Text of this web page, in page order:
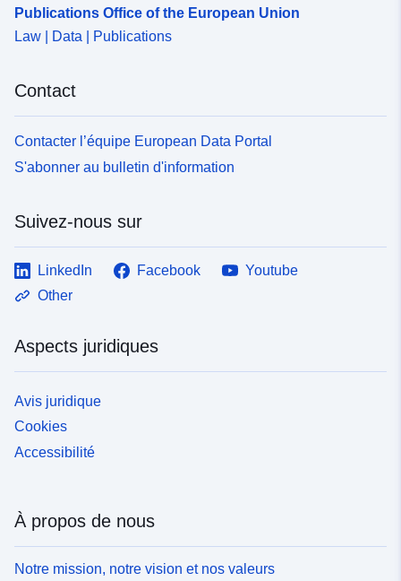
Publications Office of the European Union
Law | Data | Publications
Contact
Contacter l’équipe European Data Portal
S'abonner au bulletin d'information
Suivez-nous sur
LinkedIn Facebook
Youtube
Other
Aspects juridiques
Avis juridique
Cookies
Accessibilité
À propos de nous
Notre mission, notre vision et nos valeurs